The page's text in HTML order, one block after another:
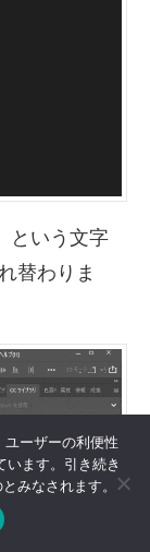
という文字
替わりま
ーザーの利便性
ます。引き続き
みなされます。